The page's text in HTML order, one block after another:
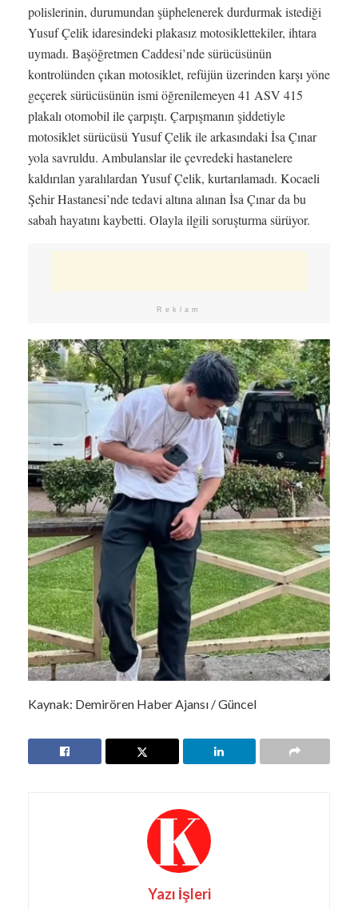
polislerinin, durumundan şüphelenerek durdurmak istediği
Yusuf Çelik idaresindeki plakasız motosiklettekiler, ihtara
uymadı. Başöğretmen Caddesi’nde sürücüsünün
kontrolünden çıkan motosiklet, refüjün üzerinden karşı yöne
geçerek sürücüsünün ismi öğrenilemeyen 41 ASV 415
plakalı otomobil ile çarpıştı. Çarpışmanın şiddetiyle
motosiklet sürücüsü Yusuf Çelik ile arkasındaki İsa Çınar
yola savruldu. Ambulanslar ile çevredeki hastanelere
kaldırılan yaralılardan Yusuf Çelik, kurtarılamadı. Kocaeli
Şehir Hastanesi’nde tedavi altına alınan İsa Çınar da bu
sabah hayatını kaybetti. Olayla ilgili soruşturma sürüyor.
Reklam
Kaynak: Demirören Haber Ajansı / Güncel
Yazı İşleri